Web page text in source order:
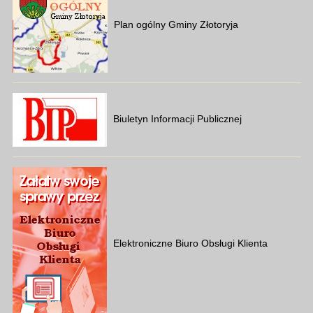
Plan ogólny Gminy Złotoryja
Biuletyn Informacji Publicznej
Elektroniczne Biuro Obsługi Klienta